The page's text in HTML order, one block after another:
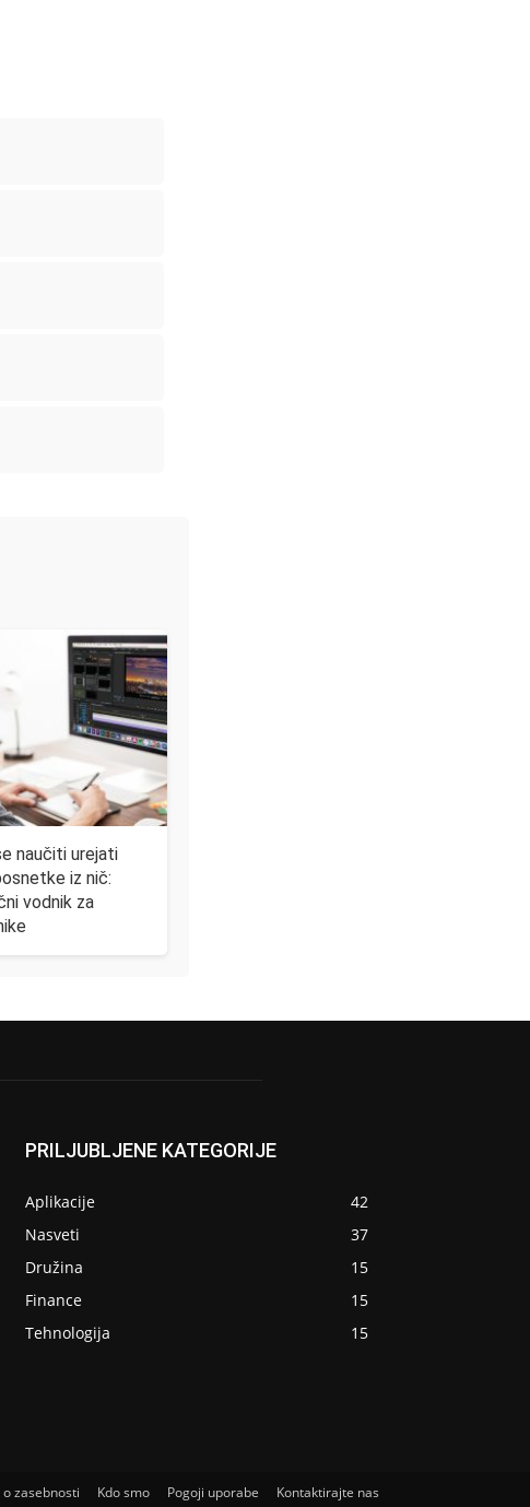
naučiti urejati
iz nič:
vodnik za
PRILJUBLJENE KATEGORIJE
Aplikacije
42
Nasveti
37
Družina
15
Finance
15
Tehnologija
15
zasebnosti Kdo smo Pogoji uporabe Kontaktirajte nas